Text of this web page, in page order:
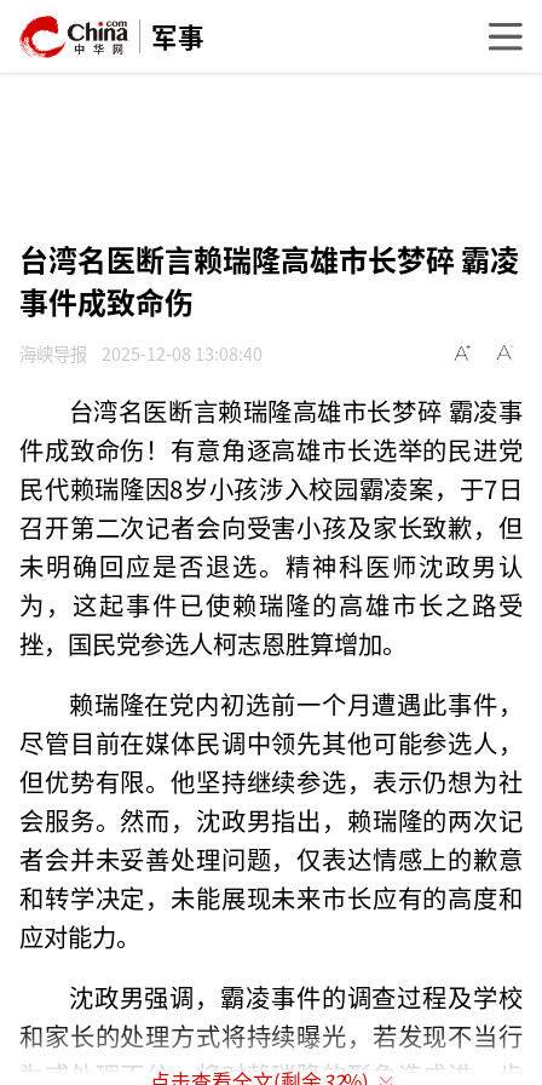
军事
台湾名医断言赖瑞隆高雄市长梦碎 霸凌
事件成致命伤
海峡导报 2025-12-08 13:08:40
台湾名医断言赖瑞隆高雄市长梦碎 霸凌事
件成致命伤！有意角逐高雄市长选举的民进党
民代赖瑞隆因8岁小孩涉入校园霸凌案，于7日
召开第二次记者会向受害小孩及家长致歉，但
未明确回应是否退选。精神科医师沈政男认
为，这起事件已使赖瑞隆的高雄市长之路受
挫，国民党参选人柯志恩胜算增加。
赖瑞隆在党内初选前一个月遭遇此事件，
尽管目前在媒体民调中领先其他可能参选人，
但优势有限。他坚持继续参选，表示仍想为社
会服务。然而，沈政男指出，赖瑞隆的两次记
者会并未妥善处理问题，仅表达情感上的歉意
和转学决定，未能展现未来市长应有的高度和
应对能力。
沈政男强调，霸凌事件的调查过程及学校
和家长的处理方式将持续曝光，若发现不当行
为或处理不公，将对赖瑞隆的形象造成进一步